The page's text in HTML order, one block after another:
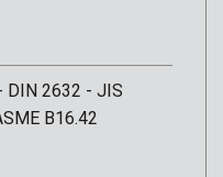
DIN 2632 - JIS
B16.42